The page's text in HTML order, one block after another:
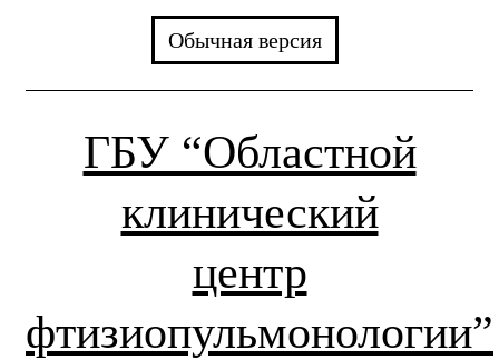
Обычная версия
ГБУ “Областной
клинический
центр
фтизиопульмонологии”